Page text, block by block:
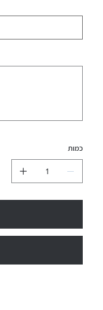
השרשרת ארוגה
יומיומי ודינמי.
נסגרת באמצעות
עמידה במים
כמות